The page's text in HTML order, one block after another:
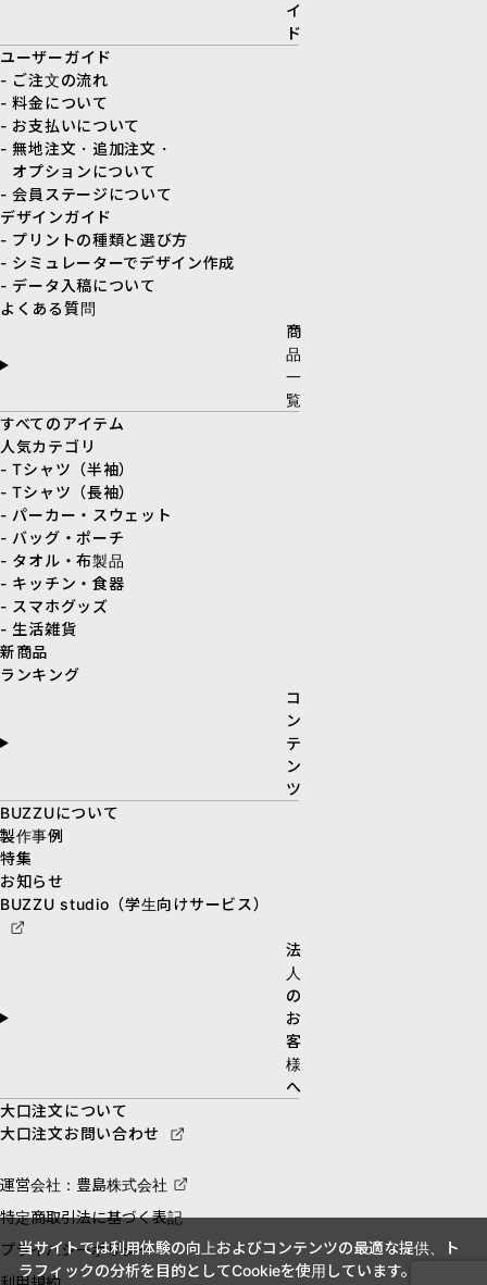
イ
ド
ユーザーガイド
- ご注文の流れ
- 料金について
- お支払いについて
- 無地注文・追加注文・
オプションについて
- 会員ステージについて
デザインガイド
- プリントの種類と選び方
- シミュレーターでデザイン作成
- データ入稿について
よくある質問
商
品
一
覧
すべてのアイテム
人気カテゴリ
- Tシャツ（半袖）
- Tシャツ（長袖）
- パーカー・スウェット
- バッグ・ポーチ
- タオル・布製品
- キッチン・食器
- スマホグッズ
- 生活雑貨
新商品
ランキング
コ
ン
テ
ン
ツ
BUZZUについて
製作事例
特集
お知らせ
BUZZU studio（学生向けサービス）
法
人
の
お
客
様
へ
大口注文について
大口注文お問い合わせ
運営会社：豊島株式会社
特定商取引法に基づく表記
プライバシーポリシー
当サイトでは利用体験の向上およびコンテンツの最適な提供、ト
ラフィックの分析を目的としてCookieを使用しています。